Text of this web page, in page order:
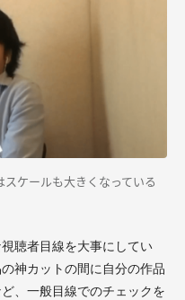
ケールも大きくなっている
聴者目線を大事にしてい
神カットの間に自分の作品
、一般目線でのチェックを